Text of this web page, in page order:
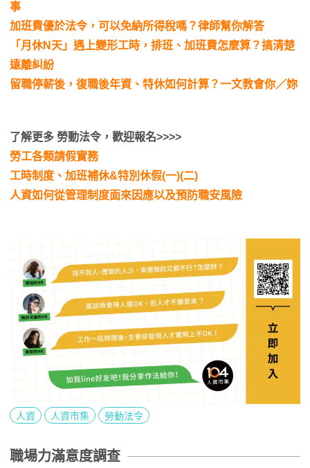
事
加班費優於法令，可以免納所得稅嗎？律師幫你解答
「月休N天」遇上變形工時，排班、加班費怎麼算？搞清楚
遠離糾紛
留職停薪後，復職後年資、特休如何計算？一文教會你／妳
了解更多 勞動法令，歡迎報名>>>>
勞工各類請假實務
工時制度、加班補休&特別休假(一)(二)
人資如何從管理制度面來因應以及預防職安風險
人資 人資市集 勞動法令
職場力滿意度調查